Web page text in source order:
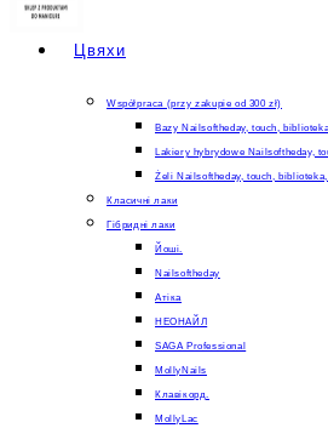
Цвяхи
Współpraca (przy zakupie od 300 zł)
Bazy Nailsoftheday, touch,
Lakiery hybrydowe Nailsoftheday,
Żeli Nailsoftheday, touch, biblioteka,
Класичні лаки
Гібридні лаки
Йоші.
Nailsoftheday
Атіка
НЕОНАЙЛ
SAGA Professional
MollyNails
Клавікорд.
MollyLac